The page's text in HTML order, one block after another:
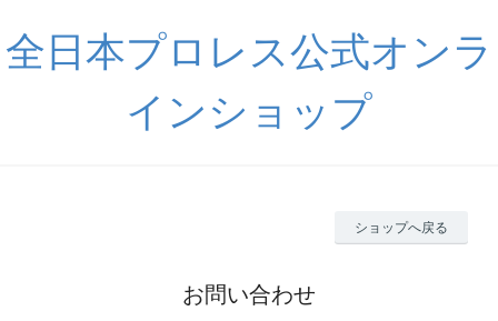
全日本プロレス公式オンラ
インショップ
ショップへ戻る
お問い合わせ